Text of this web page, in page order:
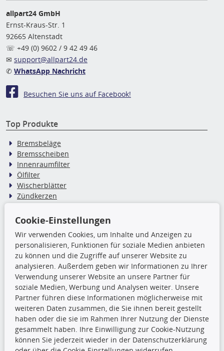
allpart24 GmbH
Ernst-Kraus-Str. 1
92665 Altenstadt
☏ +49 (0) 9602 / 9 42 49 46
✉ support@allpart24.de
✆ WhatsApp Nachricht
Besuchen Sie uns auf Facebook!
Top Produkte
Bremsbeläge
Bremsscheiben
Innenraumfilter
Ölfilter
Wischerblätter
Zündkerzen
TecDoc Inside
Die hier angezeigten Daten,
insbesondere die gesamte Datenbank,
dürfen nicht kopiert werden. Es ist zu
unterlassen, die Daten oder die gesamte Datenbank ohne
vorherige Zustimmung TecDocs zu vervielfältigen, zu
verbreiten und/oder diese Handlungen durch Dritte ausführen
zu lassen. Ein Zuwiderhandeln stellt eine
Urheberrechtsverletzung dar und wird verfolgt.
Ronny’s Newsletter
Cookie-Einstellungen
Wir verwenden Cookies, um Inhalte und Anzeigen zu
personalisieren, Funktionen für soziale Medien anbieten
zu können und die Zugriffe auf unserer Website zu
analysieren. Außerdem geben wir Informationen zu Ihrer
Verwendung unserer Website an unsere Partner für
soziale Medien, Werbung und Analysen weiter. Unsere
Partner führen diese Informationen möglicherweise mit
weiteren Daten zusammen, die Sie ihnen bereit gestellt
haben oder die sie im Rahmen Ihrer Nutzung der Dienste
gesammelt haben. Ihre Einwilligung zur Cookie-Nutzung
können Sie jederzeit wieder in der Datenschutzerklärung